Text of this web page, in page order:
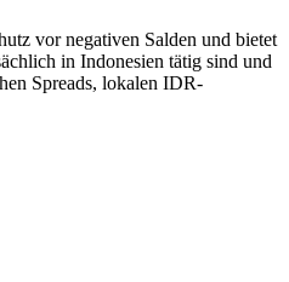
vor negativen Salden und bietet
in Indonesien tätig sind und
Spreads, lokalen IDR-